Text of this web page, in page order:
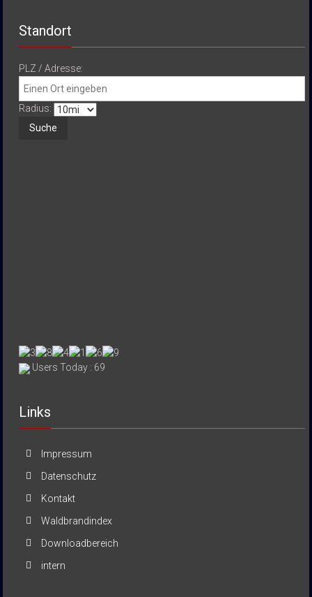
Standort
PLZ / Adresse:
Radius:
Users Today : 69
Links
Impressum
Datenschutz
Kontakt
Waldbrandindex
Downloadbereich
intern